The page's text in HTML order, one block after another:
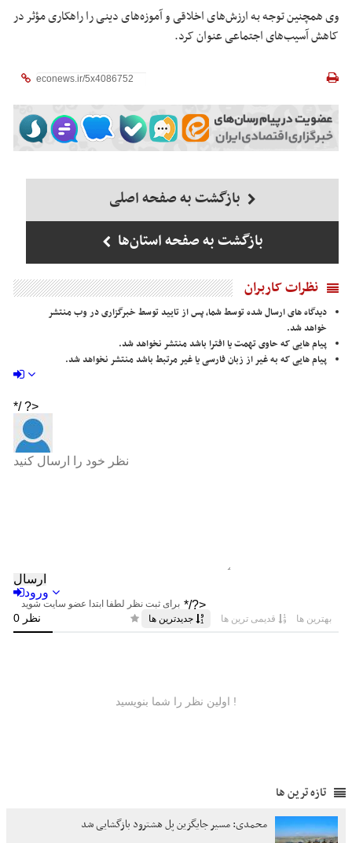
وی همچنین توجه به ارزش‌های اخلاقی و آموزه‌های دینی را راهکاری مؤثر در
کاهش آسیب‌های اجتماعی عنوان کرد.⁩⁩
بازگشت به صفحه اصلی
بازگشت به صفحه استان‌ها
نظرات کاربران
دیدگاه های ارسال شده توسط شما، پس از تایید توسط خبرگزاری در وب منتشر
خواهد شد.
پیام هایی که حاوی تهمت یا افترا باشد منتشر نخواهد شد.
پیام هایی که به غیر از زبان فارسی یا غیر مرتبط باشد منتشر نخواهد شد.
تازه ترین ها
محمدی: مسیر جایگزین پل هشترود بازگشایی شد